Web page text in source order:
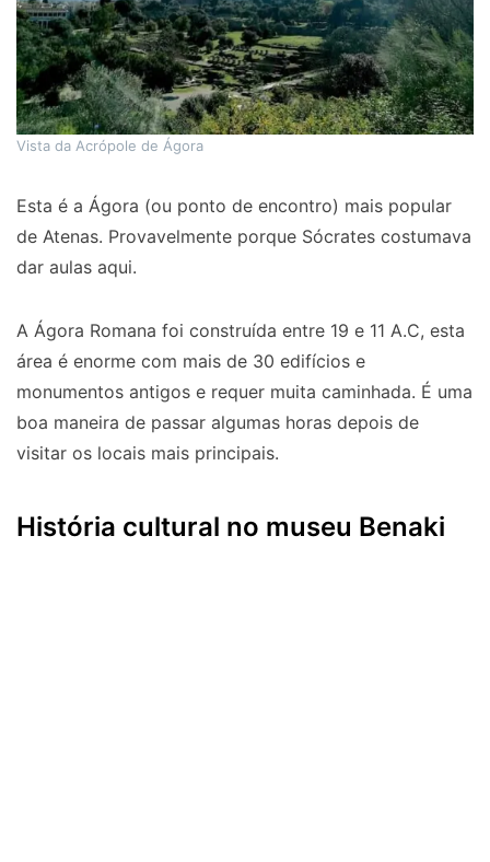
Vista da Acrópole de Ágora
Esta é a Ágora (ou ponto de encontro) mais popular
de Atenas. Provavelmente porque Sócrates costumava
dar aulas aqui.
A Ágora Romana foi construída entre 19 e 11 A.C, esta
área é enorme com mais de 30 edifícios e
monumentos antigos e requer muita caminhada. É uma
boa maneira de passar algumas horas depois de
visitar os locais mais principais.
História cultural no museu Benaki